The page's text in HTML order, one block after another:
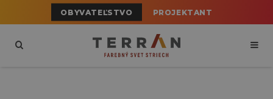
OBYVATEĽSTVO PROJEKTANT